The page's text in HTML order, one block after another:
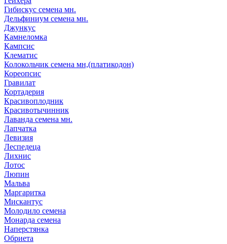
Гибискус семена мн.
Дельфиниум семена мн.
Джункус
Камнеломка
Кампсис
Клематис
Колокольчик семена мн,(платикодон)
Кореопсис
Гравилат
Кортадерия
Красивоплодник
Красивотычинник
Лаванда семена мн.
Лапчатка
Левизия
Леспедеца
Лихнис
Лотос
Люпин
Мальва
Маргаритка
Мискантус
Молодило семена
Монарда семена
Наперстянка
Обриета